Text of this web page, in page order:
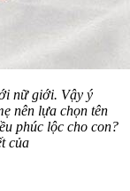
nữ giới. Vậy ý
nên lựa chọn tên
phúc lộc cho con?
của